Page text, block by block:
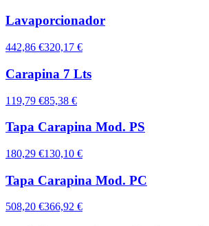
Lavaporcionador
442,86 €320,17 €
Carapina 7 Lts
119,79 €85,38 €
Tapa Carapina Mod. PS
180,29 €130,10 €
Tapa Carapina Mod. PC
508,20 €366,92 €